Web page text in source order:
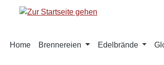
Zur Hauptnavigation springen
Home Brennereien Edelbrände